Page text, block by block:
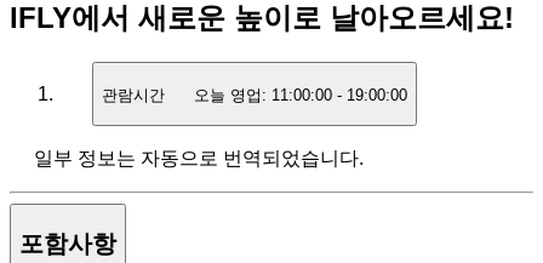
IFLY에서 새로운 높이로 날아오르세요!
관람시간 오늘 영업: 11:00:00 - 19:00:00
일부 정보는 자동으로 번역되었습니다.
포함사항